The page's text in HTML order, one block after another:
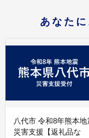
あなた
八代市 令和8年熊本地
災害支援【返礼品な